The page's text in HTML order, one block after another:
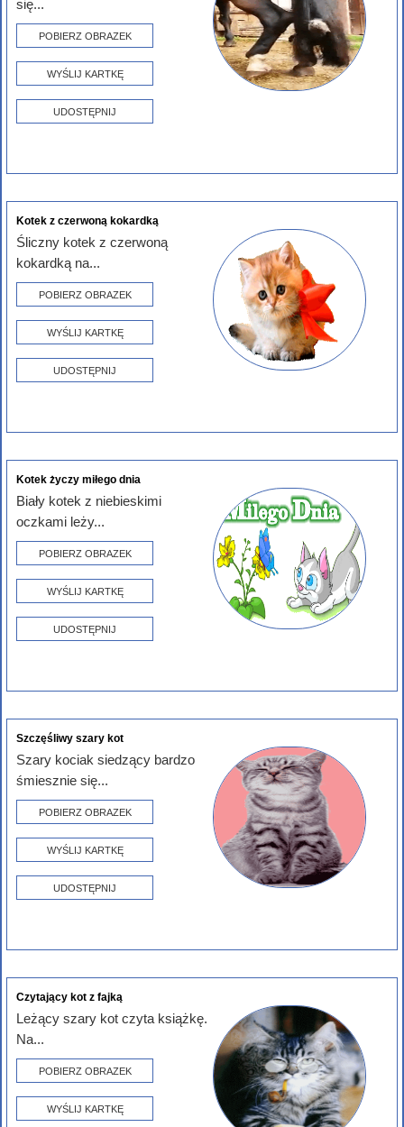
się...
POBIERZ OBRAZEK
WYŚLIJ KARTKĘ
UDOSTĘPNIJ
Kotek z czerwoną kokardką
Śliczny kotek z czerwoną
kokardką na...
POBIERZ OBRAZEK
WYŚLIJ KARTKĘ
UDOSTĘPNIJ
Kotek życzy miłego dnia
Biały kotek z niebieskimi
oczkami leży...
POBIERZ OBRAZEK
WYŚLIJ KARTKĘ
UDOSTĘPNIJ
Szczęśliwy szary kot
Szary kociak siedzący bardzo
śmiesznie się...
POBIERZ OBRAZEK
WYŚLIJ KARTKĘ
UDOSTĘPNIJ
Czytający kot z fajką
Leżący szary kot czyta książkę.
Na...
POBIERZ OBRAZEK
WYŚLIJ KARTKĘ